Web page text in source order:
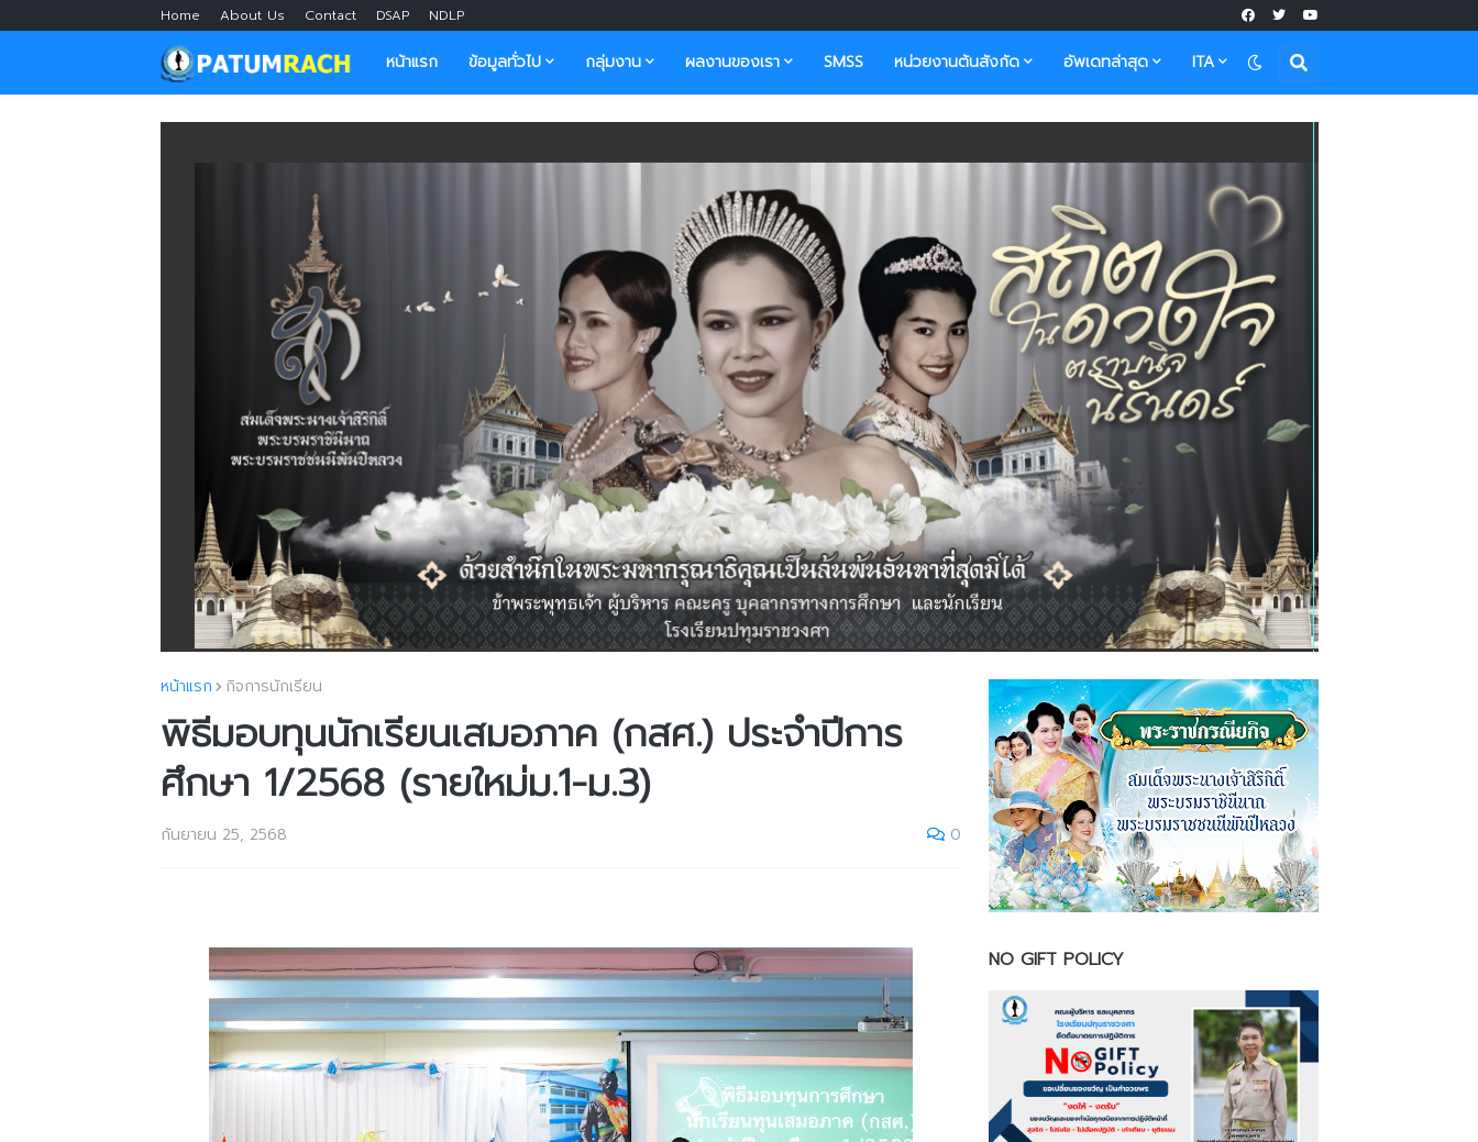
Home About Us Contact DSAP NDLP
หน้าแรก ข้อมูลทั่วไป กลุ่มงาน ผลงานของเรา SMSS หน่วยงานต้นสังกัด อัพเดทล่าสุด ITA
หน้าแรก กิจการนักเรียน
พิธีมอบทุนนักเรียนเสมอภาค (กสศ.) ประจำปีการ
ศึกษา 1/2568 (รายใหม่ม.1-ม.3)
กันยายน 25, 2568 0
NO GIFT POLICY